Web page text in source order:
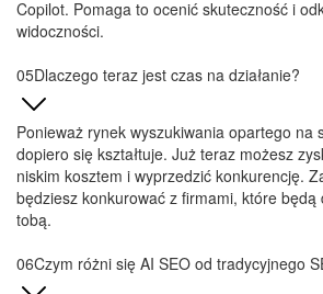
Copilot. Pomaga to ocenić skuteczność i
widoczności.
Dlaczego teraz jest czas na działanie?
Ponieważ rynek wyszukiwania opartego na
dopiero się kształtuje. Już teraz możesz
niskim kosztem i wyprzedzić konkurencję.
będziesz konkurować z firmami, które będą
tobą.
Czym różni się AI SEO od tradycyjnego